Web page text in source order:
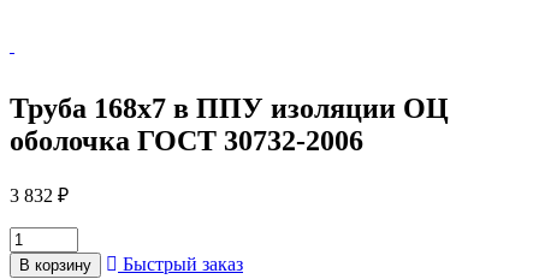
Труба 168х7 в ППУ изоляции ОЦ
оболочка ГОСТ 30732-2006
3 832 ₽
В корзину Быстрый заказ